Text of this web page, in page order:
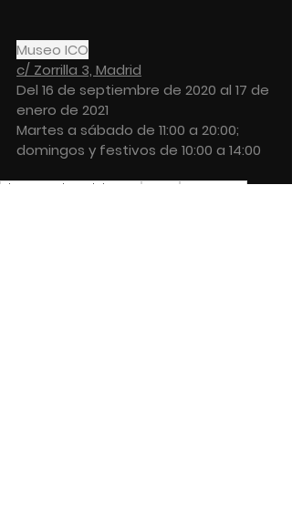
Museo ICO
c/ Zorrilla 3, Madrid
Del 16 de septiembre de 2020 al 17 de
enero de 2021
Martes a sábado de 11:00 a 20:00;
domingos y festivos de 10:00 a 14:00
Photography Exhibitions